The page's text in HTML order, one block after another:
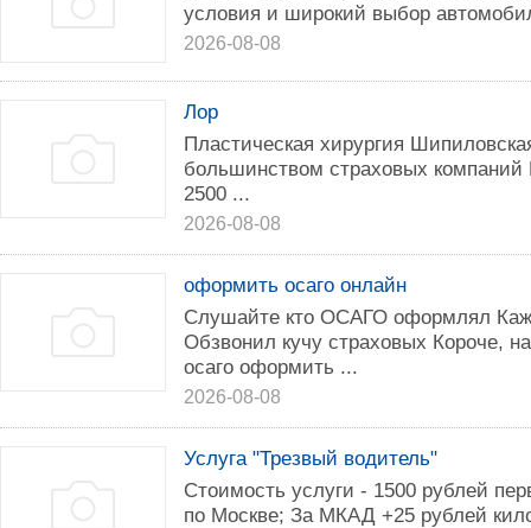
условия и широкий выбор
2026-08-08
Лор
Пластическая хирургия
большинством страховых
2500 ...
2026-08-08
оформить осаго онлайн
Слушайте кто ОСАГО оформлял
Обзвонил кучу страховых Короче,
осаго оформить ...
2026-08-08
Услуга "Трезвый водитель"
Стоимость услуги - 1500 рублей
по Москве; За МКАД +25 рублей